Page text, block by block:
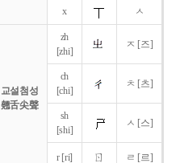
x ㅅ
교설첨성
翹舌尖聲
zh
[zhi]
ㅈ [즈]
ch
[chi]
ㅊ [츠]
sh
[shi]
ㅅ [스]
r [ri] ㄖ ㄹ [르]